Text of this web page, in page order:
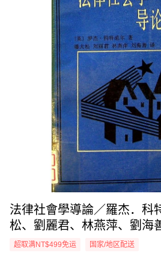
法律社會學導論／羅杰．
松、劉麗君、林燕萍、劉
超取满NT$499免运 国家/地区配送